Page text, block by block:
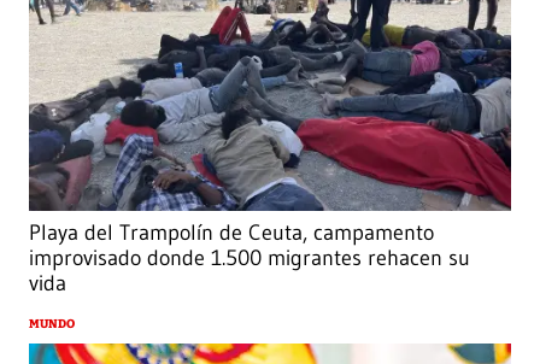
Playa del Trampolín de Ceuta, campamento
improvisado donde 1.500 migrantes rehacen su
vida
MUNDO